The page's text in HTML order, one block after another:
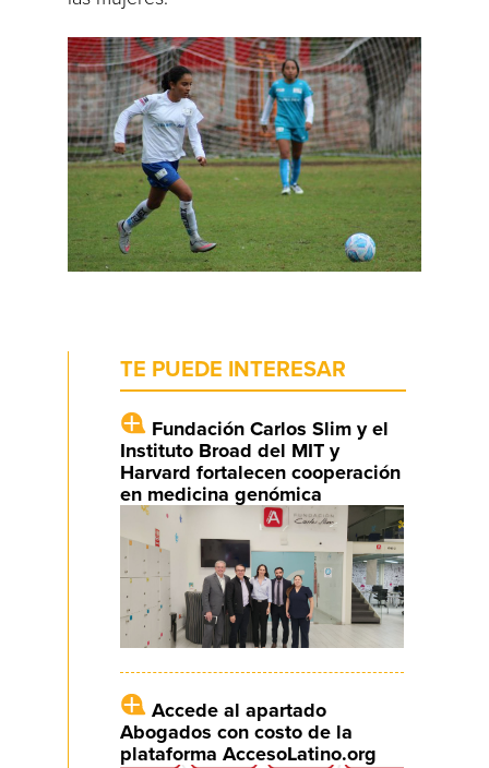
TE PUEDE INTERESAR
Fundación Carlos Slim y el
Instituto Broad del MIT y
Harvard fortalecen cooperación
en medicina genómica
Accede al apartado
Abogados con costo de la
plataforma AccesoLatino.org